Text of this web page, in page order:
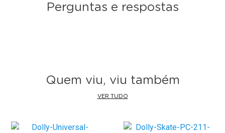
Perguntas e respostas
Quem viu, viu também
VER TUDO